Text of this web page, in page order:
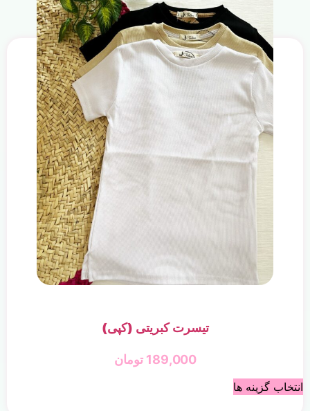
تیسرت کبریتی (کپی)
189,000 تومان
انتخاب گزینه ها